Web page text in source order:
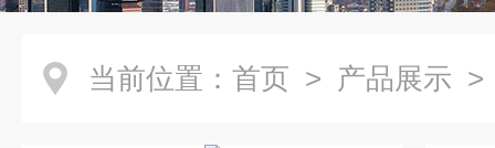
当前位置： 首页 > 产品展示